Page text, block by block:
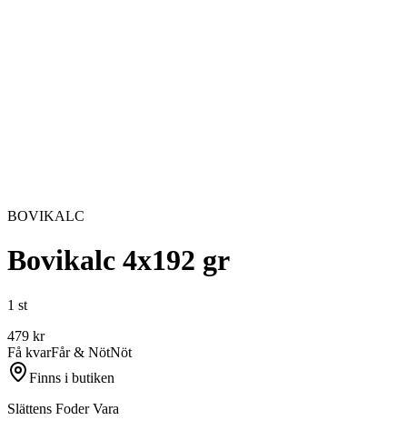
BOVIKALC
Bovikalc 4x192 gr
1 st
479 kr
Få kvarFår & NötNöt
Finns i butiken
Slättens Foder Vara